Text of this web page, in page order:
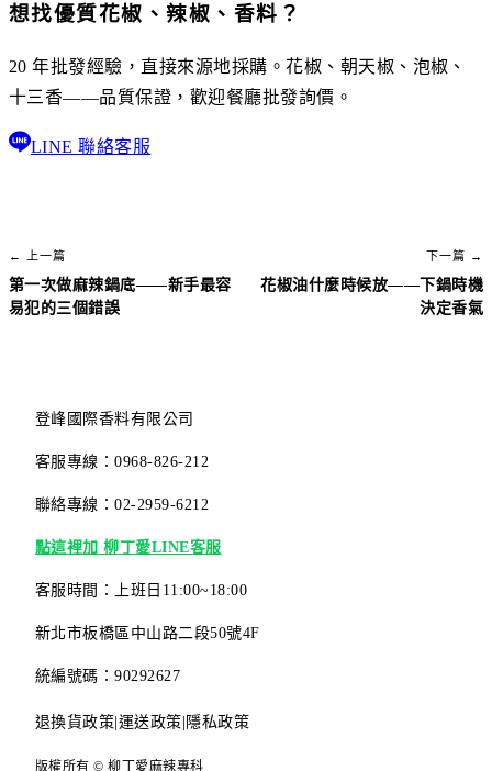
想找優質花椒、辣椒、香料？
20 年批發經驗，直接來源地採購。花椒、朝天椒、泡椒、
十三香——品質保證，歡迎餐廳批發詢價。
LINE 聯絡客服
← 上一篇
第一次做麻辣鍋底——新手最容
易犯的三個錯誤
下一篇 →
花椒油什麼時候放——下鍋時機
決定香氣
登峰國際香料有限公司
客服專線：0968-826-212
聯絡專線：02-2959-6212
點這裡加 柳丁愛LINE客服
客服時間：上班日11:00~18:00
新北市板橋區中山路二段50號4F
統編號碼：90292627
退換貨政策 運送政策 隱私政策
版權所有 © 柳丁愛麻辣專科